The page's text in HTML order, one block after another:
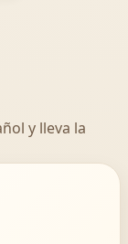
y lleva la